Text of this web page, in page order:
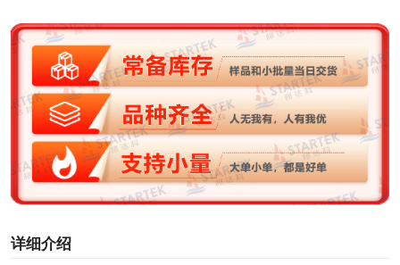
V
i
d
e
o
详细介绍